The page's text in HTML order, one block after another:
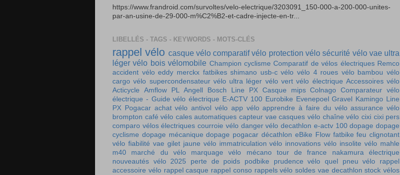
https://www.frandroid.com/survoltes/velo-electrique/3203091_150-000-a-200-000-unites-
par-an-usine-de-29-000-m%C2%B2-et-cadre-injecte-en-tr...
LIBELLÉS - TAGS - KEYWORDS - MOTS-CLÉS
rappel vélo casque vélo comparatif vélo protection vélo sécurité vélo vae ultra
léger vélo bois vélomobile Champion cyclisme Comparatif de vélos électriques Remco
accident vélo eddy merckx fatbikes shimano usb-c vélo vélo 4 roues vélo bambou vélo
cargo vélo supercondensateur vélo ultra léger vélo vert vélo électrique Accessoires vélo
Acticycle
Amflow PL Angell Bosch Line PX Casque mips Colnago
Comparateur vélo
électrique - Guide vélo électrique E-ACTV 100 Eurobike Evenepoel Gravel Kamingo Line
PX Pogacar achat vélo antivol vélo app vélo apprendre à faire du vélo assurance vélo
brompton café vélo cales automatiques capteur vae casques vélo chaîne vélo cixi cixi pers
comparo vélos électriques courroie vélo danger vélo decathlon e-actv 100 dopage dopage
cyclisme dopage mécanique dopage pogacar décathlon eBike Flow fatbike feu clignotant
vélo fiabilité vae gilet jaune vélo immatriculation vélo innovations vélo insolite vélo mahle
m40
marché du vélo marquage vélo mécano tour de france
nakamura électrique
nouveautés vélo 2025
perte de poids podbike prudence vélo quel pneu vélo
rappel
accessoire vélo rappel casque rappel conso rappels vélo soldes vae decathlon stock vélos